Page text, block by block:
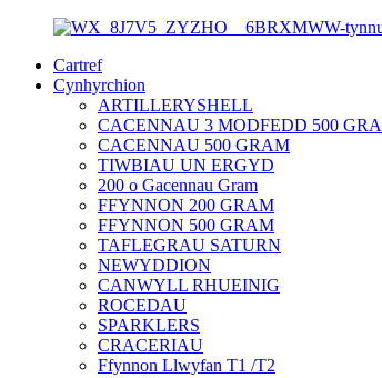
Cartref
Cynhyrchion
ARTILLERYSHELL
CACENNAU 3 MODFEDD 500
CACENNAU 500 GRAM
TIWBIAU UN ERGYD
200 o Gacennau Gram
FFYNNON 200 GRAM
FFYNNON 500 GRAM
TAFLEGRAU SATURN
NEWYDDION
CANWYLL RHUEINIG
ROCEDAU
SPARKLERS
CRACERIAU
Ffynnon Llwyfan T1 /T2